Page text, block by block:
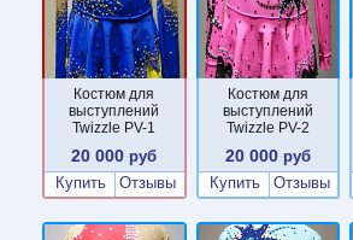
Костюм для
выступлений
Twizzle PV-1
20 000 руб
Купить
Отзывы
Костюм для
выступлений
Twizzle PV-2
20 000 руб
Купить
Отзывы